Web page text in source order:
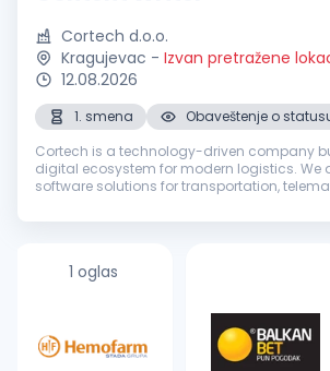
Cortech d.o.o.
Kragujevac - Izvan pretražene
12.08.2026
1. smena
Obaveštenje o
Cortech is a technology-driven company
digital ecosystem for modern logistics. We
software solutions for transportation,
areas, from so...
1 oglas